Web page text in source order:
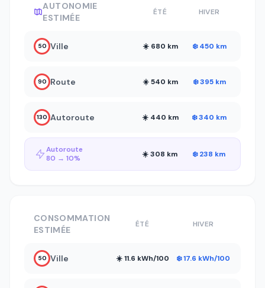
AUTONOMIE
ESTIMÉE
ÉTÉ HIVER
50 Ville ☀️ 680 km ❄️ 450 km
90 Route ☀️ 540 km ❄️ 395 km
130 Autoroute ☀️ 440 km ❄️ 340 km
Autoroute
80 → 10%
☀️ 308 km ❄️ 238 km
CONSOMMATION
ESTIMÉE
ÉTÉ HIVER
50 Ville ☀️ 11.6 kWh/100 ❄️ 17.6 kWh/100